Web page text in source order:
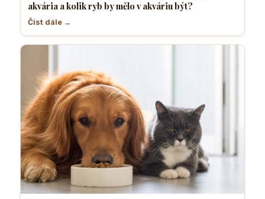
akvária a kolik ryb by mělo v akváriu být?
Číst dále →